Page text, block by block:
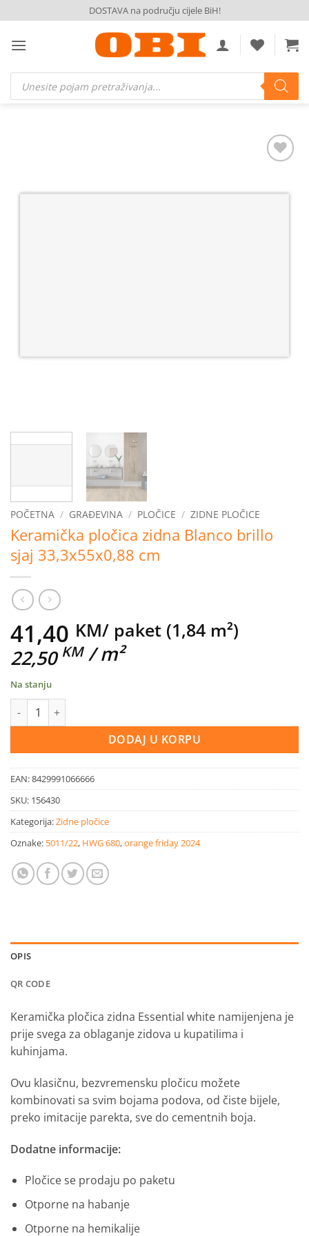
to
content
DOSTAVA na području cijele BiH!
Products
search
POČETNA / GRAĐEVINA / PLOČICE / ZIDNE PLOČICE
Keramička pločica zidna Blanco brillo
sjaj 33,3x55x0,88 cm
41,40 KM/ paket (1,84 m²)
22,50 KM / m²
Na stanju
Keramička pločica zidna Blanco brillo sjaj 33,3x55x0,88 cm
DODAJ U KORPU
EAN:8429991066666
SKU: 156430
Kategorija:Zidne pločice
Oznake: 5011/22, HWG 680,orange friday 2024
OPIS
QR CODE
Keramička pločica zidna Essential white namijenjena je
prije svega za oblaganje zidova u kupatilima i
kuhinjama.
Ovu klasičnu, bezvremensku pločicu možete
kombinovati sa svim bojama podova, od čiste bijele,
preko imitacije parekta, sve do cementnih boja.
Dodatne informacije:
Pločice se prodaju po paketu
Otporne na habanje
Otporne na hemikalije